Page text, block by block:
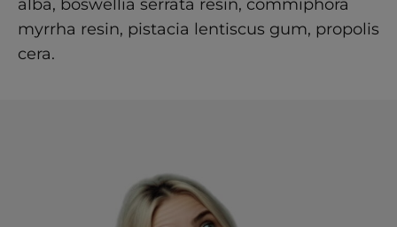
alba, boswellia serrata resin, commiphora
myrrha resin, pistacia lentiscus gum, propolis
cera.